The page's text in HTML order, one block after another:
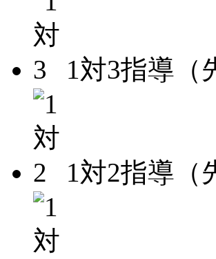
1対3指導（
1対2指導（